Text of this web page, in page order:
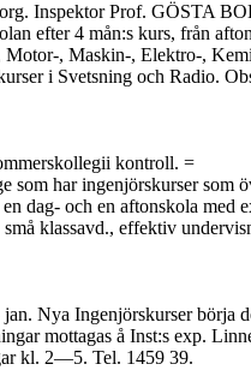
Inspektor Prof. GÖSTA
efter 4 mån:s kurs, från
, Maskin-, Elektro-,
i Svetsning och Radio.
kontroll. =
som har ingenjörskurser som
dag- och en aftonskola med
klassavd., effektiv
Nya Ingenjörskurser börja
mottagas å Inst:s exp.
kl. 2—5. Tel. 1459 39.